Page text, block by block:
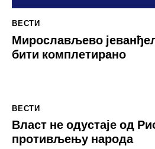
ВЕСТИ
Мирослављево
бити комплетирано
ВЕСТИ
Власт не одустаје од
противљењу народа